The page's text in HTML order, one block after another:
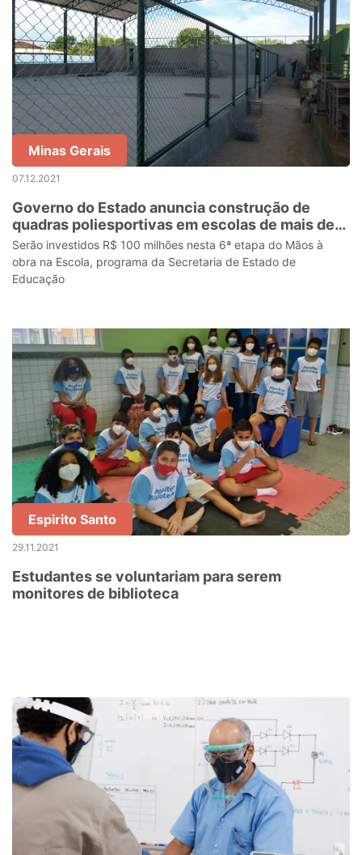
Minas Gerais
07.12.2021
Governo do Estado anuncia construção de
quadras poliesportivas em escolas de mais de
100 municípios
Serão investidos R$ 100 milhões nesta 6ª etapa do Mãos à
obra na Escola, programa da Secretaria de Estado de
Educação
Espirito Santo
29.11.2021
Estudantes se voluntariam para serem
monitores de biblioteca